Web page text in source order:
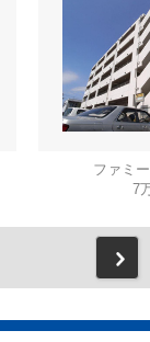
ファミ
7